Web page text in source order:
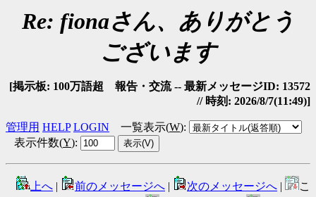
Re: fionaさん、ありがとう
ございます
[掲示板: 100万語超 報告・交流 -- 最新メッセージID: 13572
// 時刻: 2026/8/7(11:49)]
管理用 HELP LOGIN 一覧表示(W):
表示件数(Y):
上へ | 前のメッセージへ | 次のメッセージへ |
こ